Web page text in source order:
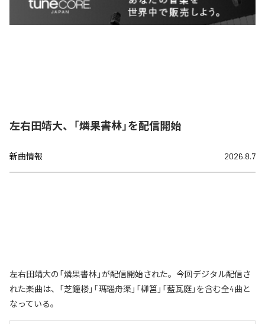
左右田靖大、「燐果書林」を配信開始
新曲情報 2026.8.7
左右田靖大の「燐果書林」が配信開始された。今回デジタル配信さ
れた楽曲は、「芝鐘楼」「瑪瑙舟渠」「柳筥」「藍瓦庭」を含む全4曲と
なっている。